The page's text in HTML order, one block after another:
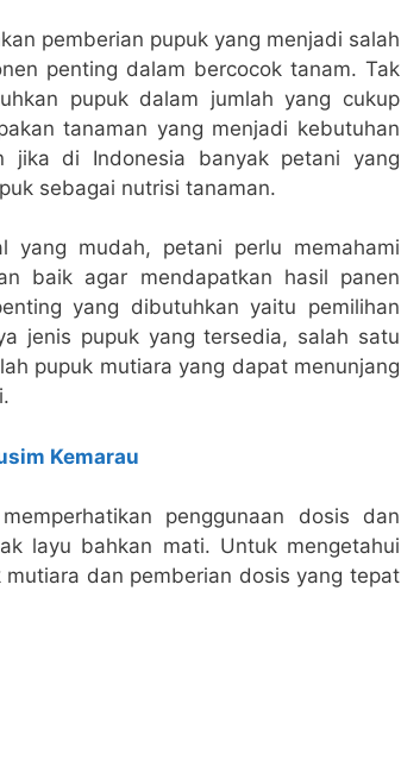
pemberian pupuk yang menjadi salah
penting dalam bercocok tanam. Tak
pupuk dalam jumlah yang cukup
tanaman yang menjadi kebutuhan
jika di Indonesia banyak petani yang
sebagai nutrisi tanaman.
yang mudah, petani perlu memahami
baik agar mendapatkan hasil panen
yang dibutuhkan yaitu pemilihan
jenis pupuk yang tersedia, salah satu
pupuk mutiara yang dapat menunjang
Kemarau
penggunaan dosis dan
layu bahkan mati. Untuk mengetahui
dan pemberian dosis yang tepat